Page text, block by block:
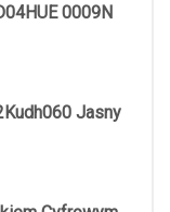
0009N
Jasny